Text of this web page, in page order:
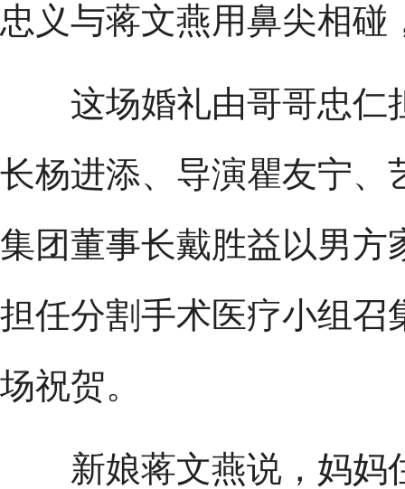
忠义与蒋文燕用鼻尖相
这场婚礼由哥哥忠仁
长杨进添、导演瞿友宁、
集团董事长戴胜益以男方
担任分割手术医疗小组召
场祝贺。
新娘蒋文燕说，妈妈